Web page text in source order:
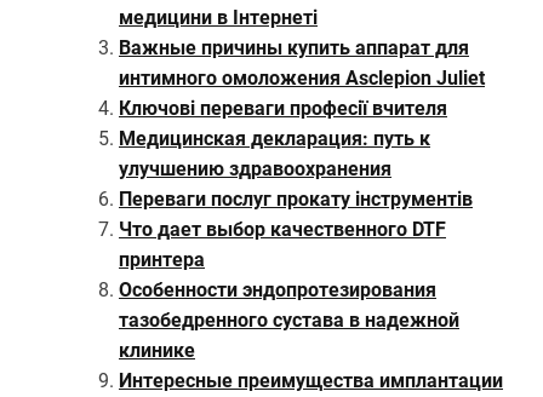
медицини в Інтернеті
Важные причины купить аппарат для
интимного омоложения Asclepion Juliet
Ключові переваги професії вчителя
Медицинская декларация: путь к
улучшению здравоохранения
Переваги послуг прокату інструментів
Что дает выбор качественного DTF
принтера
Особенности эндопротезирования
тазобедренного сустава в надежной
клинике
Интересные преимущества имплантации